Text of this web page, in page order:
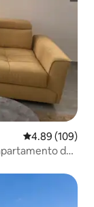
Calificación
4.89 (109)
de